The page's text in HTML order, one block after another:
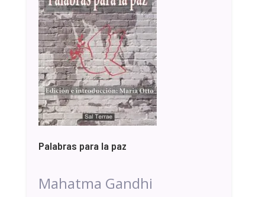
Palabras para la paz
Mahatma Gandhi